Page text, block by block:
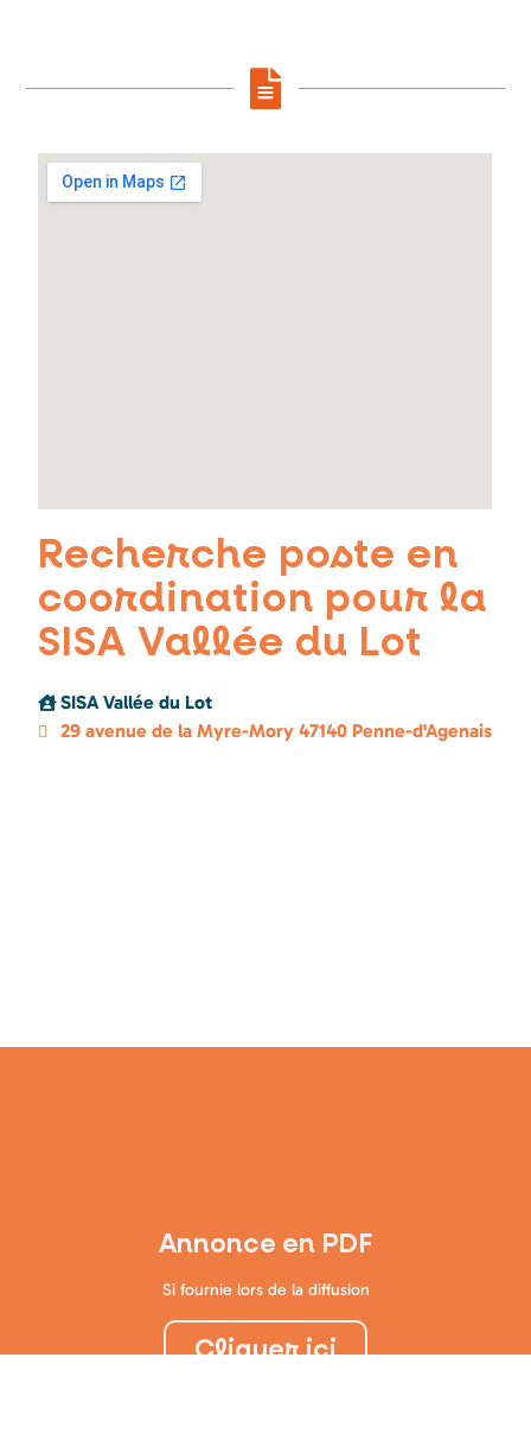
Recherche poste en
coordination pour la
SISA Vallée du Lot
SISA Vallée du Lot
29 avenue de la Myre-Mory 47140 Penne-d'Agenais
Annonce en PDF
Si fournie lors de la diffusion
Cliquer ici